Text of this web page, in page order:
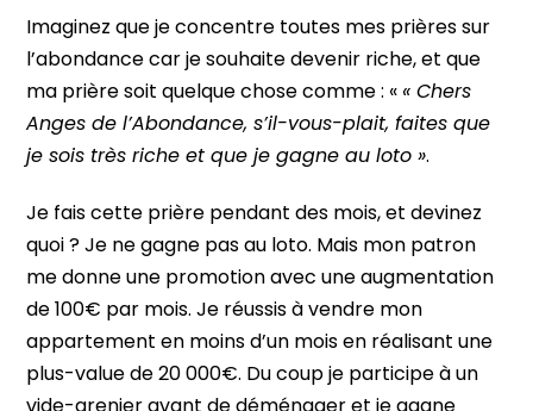
Imaginez que je concentre toutes mes prières sur
l’abondance car je souhaite devenir riche, et que
ma prière soit quelque chose comme : «« Chers
Anges de l’Abondance, s’il-vous-plait, faites que
je sois très riche et que je gagne au loto ».
Je fais cette prière pendant des mois, et devinez
quoi ? Je ne gagne pas au loto. Mais mon patron
me donne une promotion avec une augmentation
de 100€ par mois. Je réussis à vendre mon
appartement en moins d’un mois en réalisant une
plus-value de 20 000€. Du coup je participe à un
vide-grenier avant de déménager et je gagne